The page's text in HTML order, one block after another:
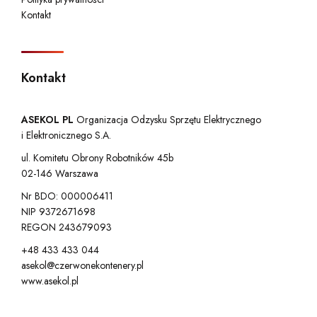
Kontakt
Kontakt
ASEKOL PL Organizacja Odzysku Sprzętu Elektrycznego
i Elektronicznego S.A.
ul. Komitetu Obrony Robotników 45b
02-146 Warszawa
Nr BDO: 000006411
NIP 9372671698
REGON 243679093
+48 433 433 044
asekol@czerwonekontenery.pl
www.asekol.pl